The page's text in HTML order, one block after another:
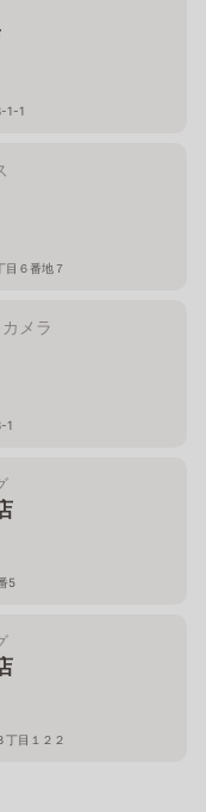
1-1
目６番地７
メラ
1
5
丁目１２２